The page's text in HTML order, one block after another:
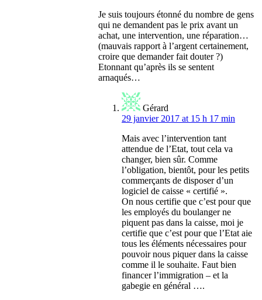
Je suis toujours étonné du nombre de gens
qui ne demandent pas le prix avant un
achat, une intervention, une réparation…
(mauvais rapport à l’argent certainement,
croire que demander fait douter ?)
Etonnant qu’après ils se sentent
arnaqués…
Gérard
29 janvier 2017 at 15 h 17 min
Mais avec l’intervention tant
attendue de l’Etat, tout cela va
changer, bien sûr. Comme
l’obligation, bientôt, pour les petits
commerçants de disposer d’un
logiciel de caisse « certifié ».
On nous certifie que c’est pour que
les employés du boulanger ne
piquent pas dans la caisse, moi je
certifie que c’est pour que l’Etat aie
tous les éléments nécessaires pour
pouvoir nous piquer dans la caisse
comme il le souhaite. Faut bien
financer l’immigration – et la
gabegie en général ….